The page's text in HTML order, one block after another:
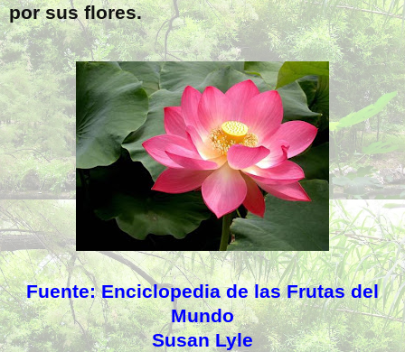
por sus flores.
Fuente: Enciclopedia de las Frutas del
Mundo
Susan Lyle